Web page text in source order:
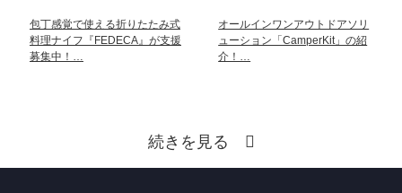
包丁感覚で使える折りたたみ式
料理ナイフ『FEDECA』が支援
募集中！…
オールインワンアウトドアソリ
ューション「CamperKit」の紹
介！…
続きを見る